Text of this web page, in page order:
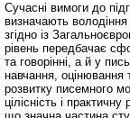
Сучасні вимоги до
визначають
згідно із
рівень передбачає
та говорінні, а й у
навчання, оцінювання
розвитку писемного
цілісність і